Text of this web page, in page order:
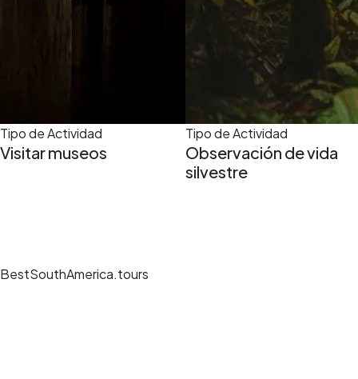
Tipo de Actividad
Visitar museos
Tipo de Actividad
Observación de vida
silvestre
BestSouthAmerica.tours